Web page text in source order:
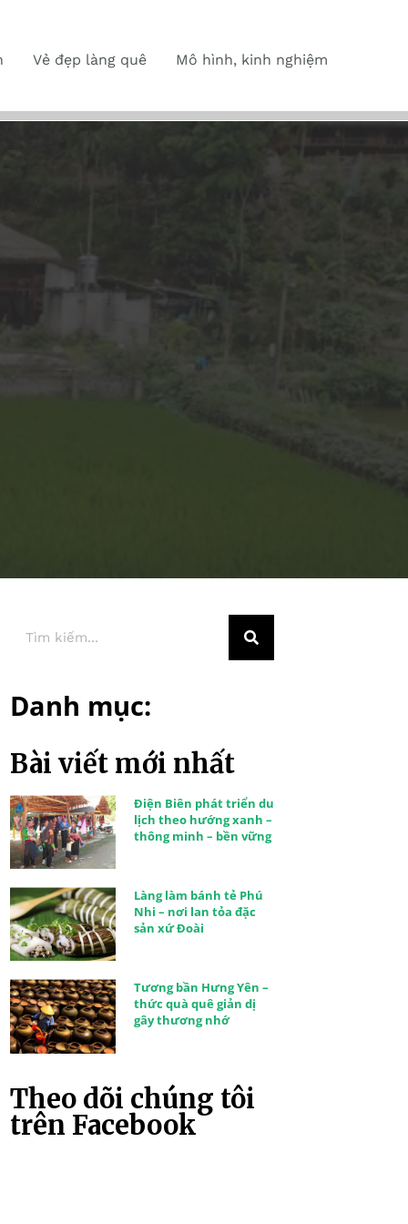
Vẻ đẹp làng quê Mô hình, kinh nghiệm
Danh mục:
Bài viết mới nhất
Điện Biên phát triển du
lịch theo hướng xanh –
thông minh – bền vững
Làng làm bánh tẻ Phú
Nhi – nơi lan tỏa đặc
sản xứ Đoài
Tương bần Hưng Yên –
thức quà quê giản dị
gây thương nhớ
Theo dõi chúng tôi
trên Facebook